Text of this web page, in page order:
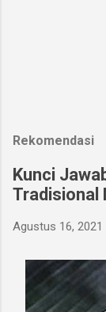
Rekomendasi
Kunci
Tradisional
Agustus 16, 2021